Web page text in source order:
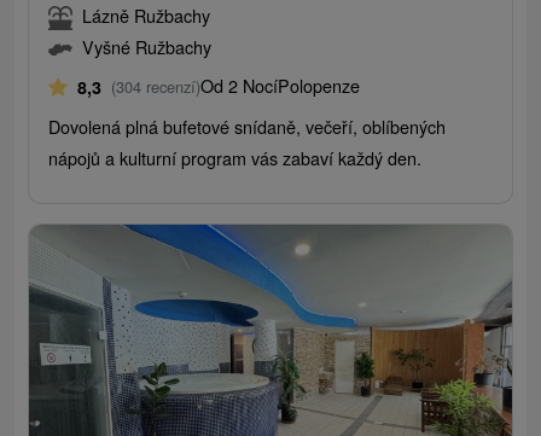
Lázně Ružbachy
Vyšné Ružbachy
8,3 (304 recenzí)Od 2 NocíPolopenze
Dovolená plná bufetové snídaně, večeří, oblíbených
nápojů a kulturní program vás zabaví každý den.